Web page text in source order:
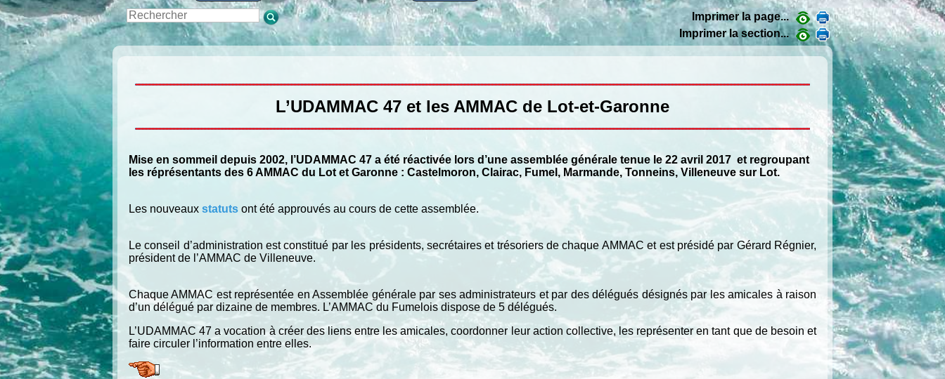
Imprimer la page...
Imprimer la section...
L’UDAMMAC 47 et les AMMAC de Lot-et-Garonne
Mise en sommeil depuis 2002, l’UDAMMAC 47 a été réactivée lors d’une assemblée générale tenue le 22 avril 2017 et regroupant
les réprésentants des 6 AMMAC du Lot et Garonne : Castelmoron, Clairac, Fumel, Marmande, Tonneins, Villeneuve sur Lot.
Les nouveaux statuts ont été approuvés au cours de cette assemblée.
Le conseil d’administration est constitué par les présidents, secrétaires et trésoriers de chaque AMMAC et est présidé par Gérard Régnier,
président de l’AMMAC de Villeneuve.
Chaque AMMAC est représentée en Assemblée générale par ses administrateurs et par des délégués désignés par les amicales à raison
d’un délégué par dizaine de membres. L’AMMAC du Fumelois dispose de 5 délégués.
L’UDAMMAC 47 a vocation à créer des liens entre les amicales, coordonner leur action collective, les représenter en tant que de besoin et
faire circuler l’information entre elles.